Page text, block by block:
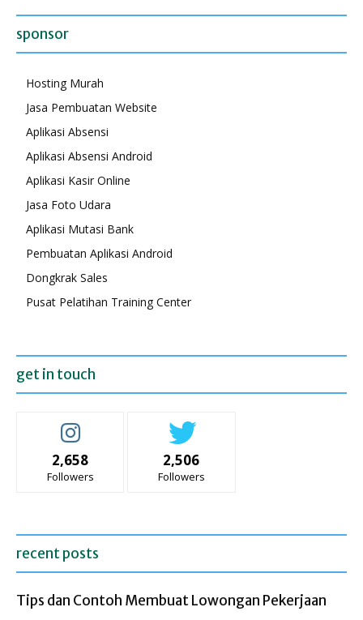
sponsor
Hosting Murah
Jasa Pembuatan Website
Aplikasi Absensi
Aplikasi Absensi Android
Aplikasi Kasir Online
Jasa Foto Udara
Aplikasi Mutasi Bank
Pembuatan Aplikasi Android
Dongkrak Sales
Pusat Pelatihan Training Center
get in touch
2,658
Followers
2,506
Followers
recent posts
Tips dan Contoh Membuat Lowongan Pekerjaan